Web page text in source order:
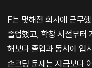
F는 몇해전 회사에 근무
졸업했고, 학창 시절부터
해보다 졸업과 동시에 입
손코딩 문제는 지금보다